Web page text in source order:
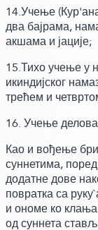
14.Учење
два бајрама,
акшама и јације;
15.Тихо учење у
икиндијског
трећем и
16. Учење
Као и вођење
суннетима,
додатне дове
повратка са
и ономе ко клања
од суннета